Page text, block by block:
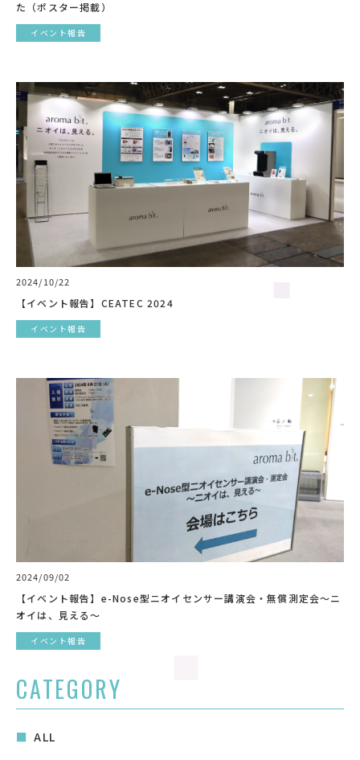
た（ポスター掲載）
イベント報告
2024/10/22
【イベント報告】CEATEC 2024
イベント報告
2024/09/02
【イベント報告】e-Nose型ニオイセンサー講演会・無償測定会～ニ
オイは、見える～
イベント報告
CATEGORY
ALL